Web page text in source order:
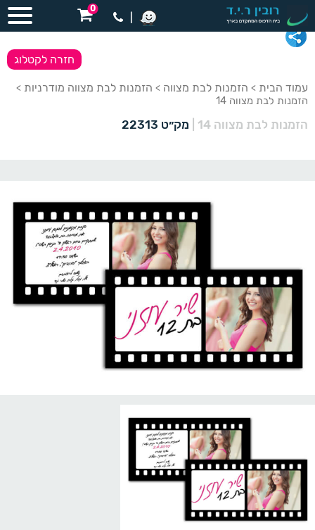
0
עמוד הבית > הזמנות לבת מצווה > הזמנות לבת מצווה מודרניות >
הזמנות לבת מצווה 14
הזמנות לבת מצווה 14 מק״ט 22313
חזרה לקטלוג